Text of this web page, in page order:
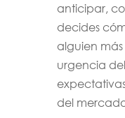
anticipar,
decides
alguien
urgencia
del